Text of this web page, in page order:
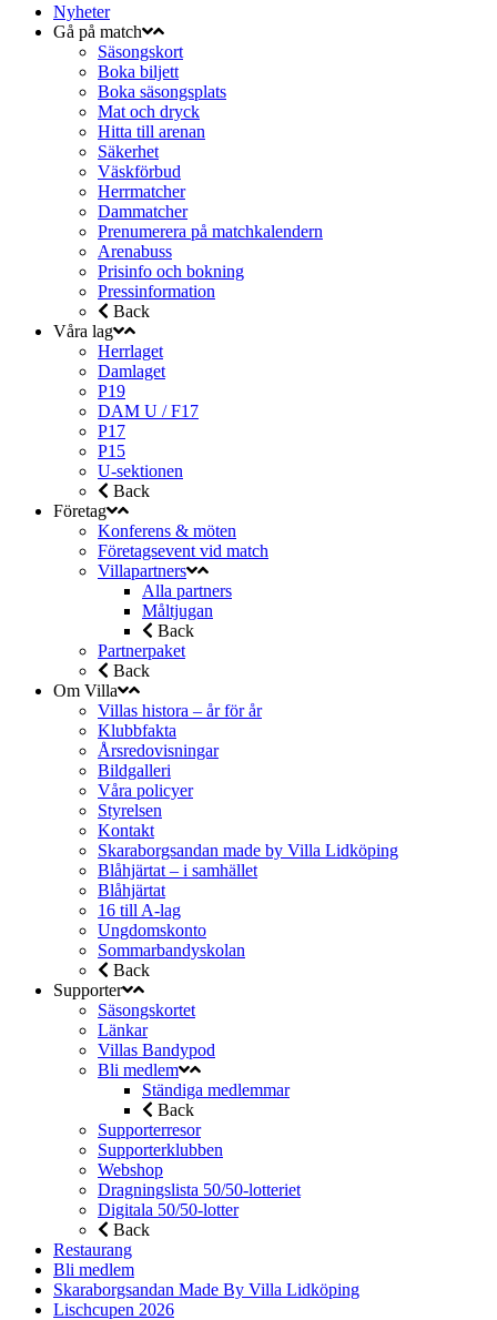
Nyheter
Gå på match
Säsongskort
Boka biljett
Boka säsongsplats
Mat och dryck
Hitta till arenan
Säkerhet
Väskförbud
Herrmatcher
Dammatcher
Prenumerera på matchkalendern
Arenabuss
Prisinfo och bokning
Pressinformation
Back
Våra lag
Herrlaget
Damlaget
P19
DAM U / F17
P17
P15
U-sektionen
Back
Företag
Konferens & möten
Företagsevent vid match
Villapartners
Alla partners
Måltjugan
Back
Partnerpaket
Back
Om Villa
Villas histora – år för år
Klubbfakta
Årsredovisningar
Bildgalleri
Våra policyer
Styrelsen
Kontakt
Skaraborgsandan made by Villa Lidköping
Blåhjärtat – i samhället
Blåhjärtat
16 till A-lag
Ungdomskonto
Sommarbandyskolan
Back
Supporter
Säsongskortet
Länkar
Villas Bandypod
Bli medlem
Ständiga medlemmar
Back
Supporterresor
Supporterklubben
Webshop
Dragningslista 50/50-lotteriet
Digitala 50/50-lotter
Back
Restaurang
Bli medlem
Skaraborgsandan Made By Villa Lidköping
Lischcupen 2026